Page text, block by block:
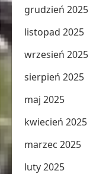
grudzień 2025
listopad 2025
wrzesień 2025
sierpień 2025
maj 2025
kwiecień 2025
marzec 2025
luty 2025